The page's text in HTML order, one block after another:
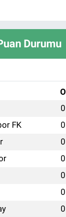
Durumu
O
0
FK 0
0
0
0
0
0